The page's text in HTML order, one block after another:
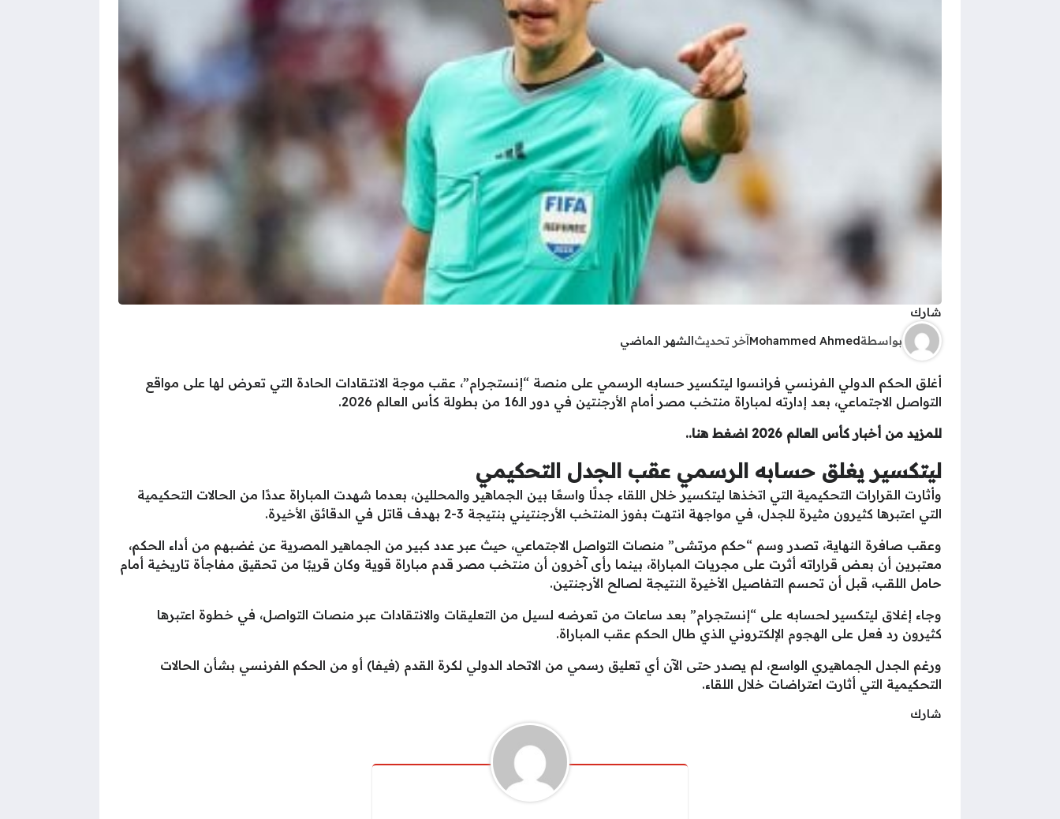
شارك
بواسطةMohammed Ahmedآخر تحديثالشهر الماضي
أغلق الحكم الدولي الفرنسي فرانسوا ليتكسير حسابه الرسمي على منصة “إنستجرام”، عقب موجة الانتقادات الحادة التي تعرض لها على مواقع
التواصل الاجتماعي، بعد إدارته لمباراة منتخب مصر أمام الأرجنتين في دور الـ16 من بطولة كأس العالم 2026.
للمزيد من أخبار كأس العالم 2026 اضغط هنا..
ليتكسير يغلق حسابه الرسمي عقب الجدل التحكيمي
وأثارت القرارات التحكيمية التي اتخذها ليتكسير خلال اللقاء جدلًا واسعًا بين الجماهير والمحللين، بعدما شهدت المباراة عددًا من الحالات التحكيمية
التي اعتبرها كثيرون مثيرة للجدل، في مواجهة انتهت بفوز المنتخب الأرجنتيني بنتيجة 3-2 بهدف قاتل في الدقائق الأخيرة.
وعقب صافرة النهاية، تصدر وسم “حكم مرتشى” منصات التواصل الاجتماعي، حيث عبر عدد كبير من الجماهير المصرية عن غضبهم من أداء الحكم،
معتبرين أن بعض قراراته أثرت على مجريات المباراة، بينما رأى آخرون أن منتخب مصر قدم مباراة قوية وكان قريبًا من تحقيق مفاجأة تاريخية أمام
حامل اللقب، قبل أن تحسم التفاصيل الأخيرة النتيجة لصالح الأرجنتين.
وجاء إغلاق ليتكسير لحسابه على “إنستجرام” بعد ساعات من تعرضه لسيل من التعليقات والانتقادات عبر منصات التواصل، في خطوة اعتبرها
كثيرون رد فعل على الهجوم الإلكتروني الذي طال الحكم عقب المباراة.
ورغم الجدل الجماهيري الواسع، لم يصدر حتى الآن أي تعليق رسمي من الاتحاد الدولي لكرة القدم (فيفا) أو من الحكم الفرنسي بشأن الحالات
التحكيمية التي أثارت اعتراضات خلال اللقاء.
شارك